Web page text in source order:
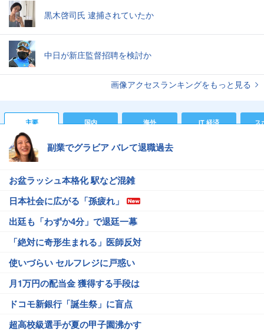
黒木啓司氏 逮捕されていたか
中日が新庄監督招聘を検討か
画像アクセスランキングをもっと見る
主要 国内 海外 IT 経済 ス
副業でグラビア バレて退職過去
お盆ラッシュ本格化 駅など混雑
日本社会に広がる「孫疲れ」
出廷も「わずか4分」で退廷一幕
「絶対に奇形生まれる」医師反対
使いづらい セルフレジに戸惑い
月1万円の配当金 獲得する手段は
ドコモ新銀行「誕生祭」に盲点
超高校級選手が夏の甲子園沸かす